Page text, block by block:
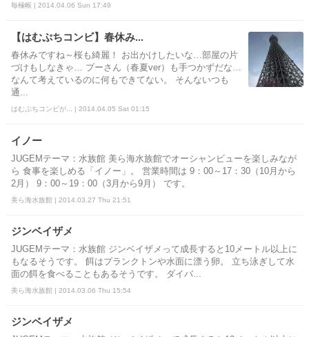
毎極帳 | 2014.04.06 Sun 17:49
【はむぷちコンビ】春休み...
春休みですね～桜も綺麗！ お出かけしたいな…部屋の片
づけもしなきゃ… プーさん（春夏ver）も手つかずだな…
なんて考えているのに何もできてない。 そんないつも
通...
はむぷちコンビが... | 2014.04.05 Sat 01:15
イノー
JUGEMテーマ：水族館 美ら海水族館でオーシャンビューを楽しみなが
ら 食事を楽しめる「イノー」。 営業時間は 9：00～17：30（10月から
2月） 9：00～19：00（3月から9月） です。
美ら海水族館 | 2014.03.27 Thu 21:51
ジンベイザメ
JUGEMテーマ：水族館 ジンベイザメって成長すると10メートル以上に
もなるそうです。 餌はプランクトンや水面に漂う卵。 立ち泳ぎして水
面の餌を食べることもあるそうです。 ダイバ...
美ら海水族館 | 2014.03.06 Thu 15:54
ジンベイザメ